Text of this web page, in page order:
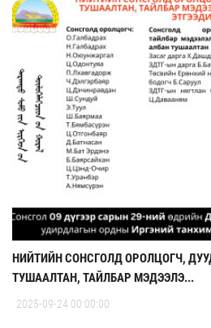
НИЙТИЙН СОНСГОЛД ОРОЛЦОГЧ,
ТУШААЛТАН, ТАЙЛБАР МЭДЭЭЛЭ...
2025-09-24 00:00:00